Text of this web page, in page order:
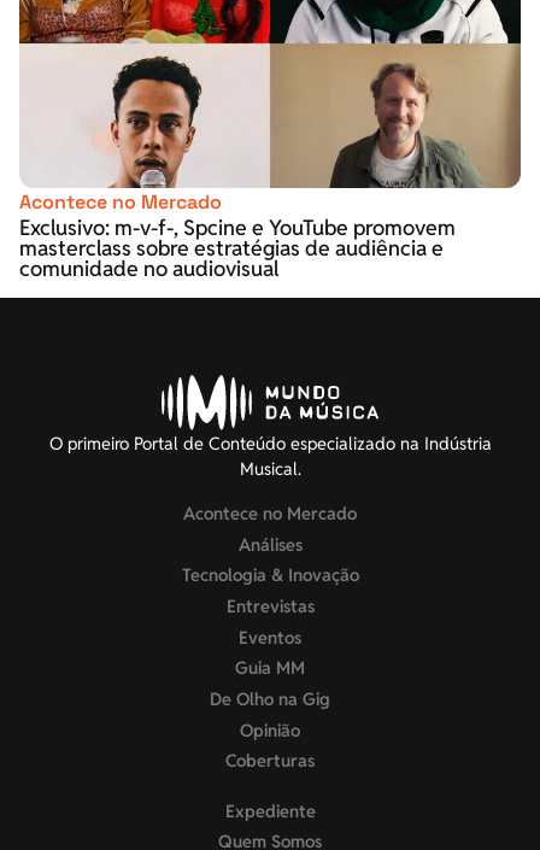
Acontece no Mercado
Exclusivo: m-v-f-, Spcine e YouTube promovem
masterclass sobre estratégias de audiência e
comunidade no audiovisual
O primeiro Portal de Conteúdo especializado na Indústria
Musical.
Acontece no Mercado
Análises
Tecnologia & Inovação
Entrevistas
Eventos
Guia MM
De Olho na Gig
Opinião
Coberturas
Expediente
Quem Somos